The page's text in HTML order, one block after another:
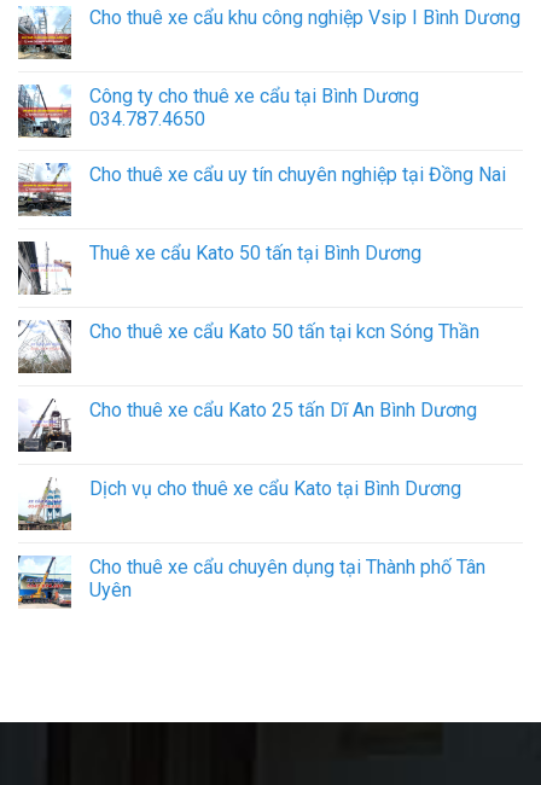
Cho thuê xe cẩu khu công nghiệp Vsip I Bình Dương
Công ty cho thuê xe cẩu tại Bình Dương
034.787.4650
Cho thuê xe cẩu uy tín chuyên nghiệp tại Đồng Nai
Thuê xe cẩu Kato 50 tấn tại Bình Dương
Cho thuê xe cẩu Kato 50 tấn tại kcn Sóng Thần
Cho thuê xe cẩu Kato 25 tấn Dĩ An Bình Dương
Dịch vụ cho thuê xe cẩu Kato tại Bình Dương
Cho thuê xe cẩu chuyên dụng tại Thành phố Tân
Uyên